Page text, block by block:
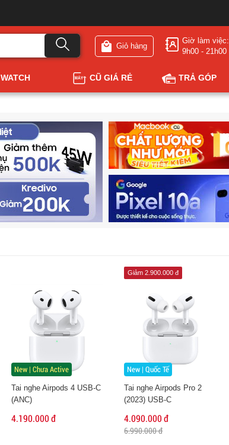
Giỏ hàng
Giờ làm việc:
9h00 - 21h00
WATCH CŨ GIÁ RẺ TRẢ GÓP
New | Chưa Active
Tai nghe Airpods 4 USB-C
(ANC)
4.190.000 đ
New | Quốc Tế
Giảm 2.900.000 đ
Tai nghe Airpods Pro 2
(2023) USB-C
4.090.000 đ
6.990.000 đ